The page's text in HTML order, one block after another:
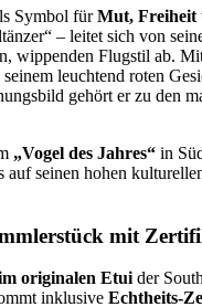
Symbol fürMut, Freiheit
– leitet sich von
wippenden Flugstil ab.
leuchtend roten
gehört er zu den
„Vogel des Jahres“ in
auf seinen hohen
mit
originalen Etuider
inklusive Echtheits-